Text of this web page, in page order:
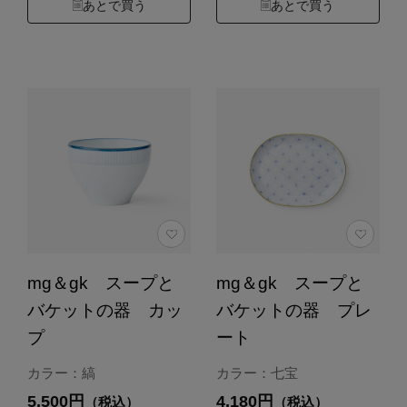
あとで買う あとで買う
mg＆gk スープと
バケットの器 カッ
プ
カラー：縞
5,500円 （税込）
mg＆gk スープと
バケットの器 プレ
ート
カラー：七宝
4,180円 （税込）